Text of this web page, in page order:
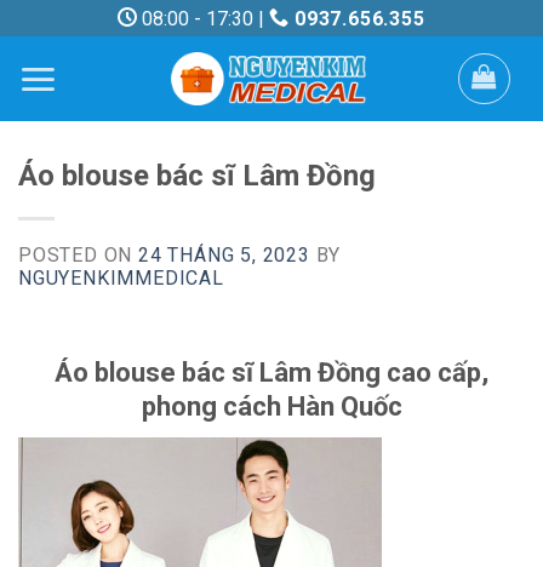
content
08:00 - 17:30 | 0937.656.355
Áo blouse bác sĩ Lâm Đồng
POSTED ON24 THÁNG 5, 2023 BY
NGUYENKIMMEDICAL
Áo blouse bác sĩ Lâm Đồng cao cấp,
phong cách Hàn Quốc